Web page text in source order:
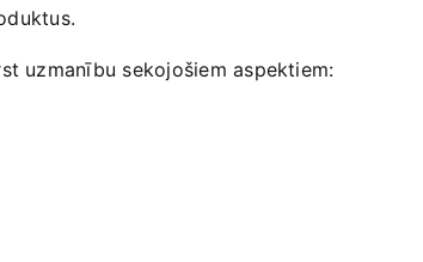
uzmanību sekojošiem aspektiem: